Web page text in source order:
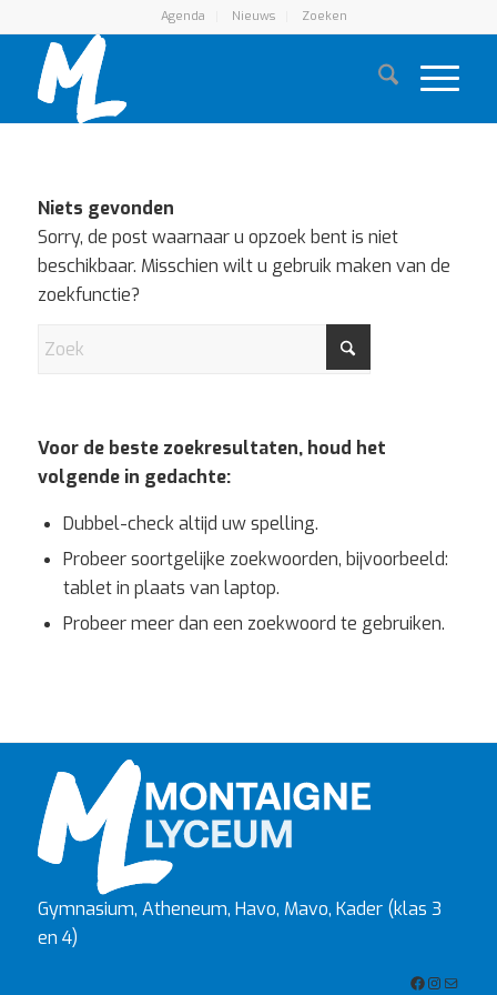
Agenda Nieuws Zoeken
Niets gevonden
Sorry, de post waarnaar u opzoek bent is niet
beschikbaar. Misschien wilt u gebruik maken van de
zoekfunctie?
Voor de beste zoekresultaten, houd het
volgende in gedachte:
Dubbel-check altijd uw spelling.
Probeer soortgelijke zoekwoorden, bijvoorbeeld:
tablet in plaats van laptop.
Probeer meer dan een zoekwoord te gebruiken.
Gymnasium, Atheneum, Havo, Mavo, Kader (klas 3
en 4)
Facebook
E-mail